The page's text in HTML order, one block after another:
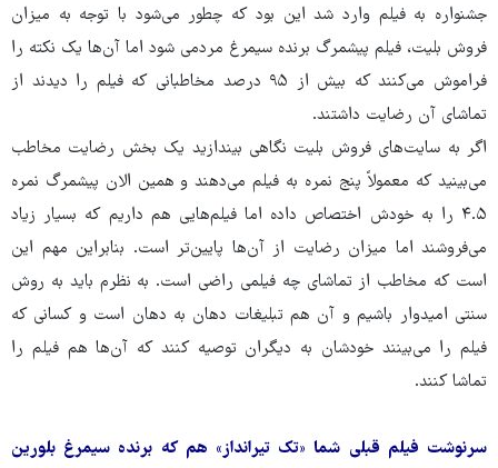
جشنواره به فیلم وارد شد این بود که چطور می‌شود با توجه به میزان
فروش بلیت، فیلم پیشمرگ برنده سیمرغ مردمی شود اما آن‌ها یک نکته را
فراموش می‌کنند که بیش از ۹۵ درصد مخاطبانی که فیلم را دیدند از
تماشای آن رضایت داشتند.
اگر به سایت‌های فروش بلیت نگاهی بیندازید یک بخش رضایت مخاطب
می‌بینید که معمولاً پنج نمره به فیلم می‌دهند و همین الان پیشمرگ نمره
۴.۵ را به خودش اختصاص داده اما فیلم‌هایی هم داریم که بسیار زیاد
می‌فروشند اما میزان رضایت از آن‌ها پایین‌تر است. بنابراین مهم این
است که مخاطب از تماشای چه فیلمی راضی است. به نظرم باید به روش
سنتی امیدوار باشیم و آن هم تبلیغات دهان به دهان است و کسانی که
فیلم را می‌بینند خودشان به دیگران توصیه کنند که آن‌ها هم فیلم را
تماشا کنند.
سرنوشت فیلم قبلی شما «تک تیرانداز» هم که برنده سیمرغ بلورین